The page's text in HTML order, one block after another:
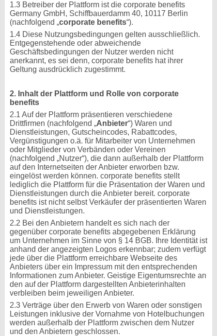
1.3 Betreiber der Plattform ist die corporate benefits
Germany GmbH, Schiffbauerdamm 40, 10117 Berlin
(nachfolgend „corporate benefits“).
1.4 Diese Nutzungsbedingungen gelten ausschließlich.
Entgegenstehende oder abweichende
Geschäftsbedingungen der Nutzer werden nicht
anerkannt, es sei denn, corporate benefits hat ihrer
Geltung ausdrücklich zugestimmt.
2. Inhalt der Plattform und Rolle von corporate
benefits
2.1 Auf der Plattform präsentieren verschiedene
Drittfirmen (nachfolgend „Anbieter“) Waren und
Dienstleistungen, Gutscheincodes, Rabattcodes,
Vergünstigungen o.ä. für Mitarbeiter von Unternehmen
oder Mitglieder von Verbänden oder Vereinen
(nachfolgend „Nutzer“), die dann außerhalb der Plattform
auf den Internetseiten der Anbieter erworben bzw.
eingelöst werden können. corporate benefits stellt
lediglich die Plattform für die Präsentation der Waren und
Dienstleistungen durch die Anbieter bereit. corporate
benefits ist nicht selbst Verkäufer der präsentierten Waren
und Dienstleistungen.
2.2 Bei den Anbietern handelt es sich nach der
gegenüber corporate benefits abgegebenen Erklärung
um Unternehmen im Sinne von § 14 BGB. Ihre Identität ist
anhand der angezeigten Logos erkennbar; zudem verfügt
jede über die Plattform erreichbare Webseite des
Anbieters über ein Impressum mit den entsprechenden
Informationen zum Anbieter. Geistige Eigentumsrechte an
den auf der Plattform dargestellten Anbieterinhalten
verbleiben beim jeweiligen Anbieter.
2.3 Verträge über den Erwerb von Waren oder sonstigen
Leistungen inklusive der Vornahme von Hotelbuchungen
werden außerhalb der Plattform zwischen dem Nutzer
und den Anbietern geschlossen.